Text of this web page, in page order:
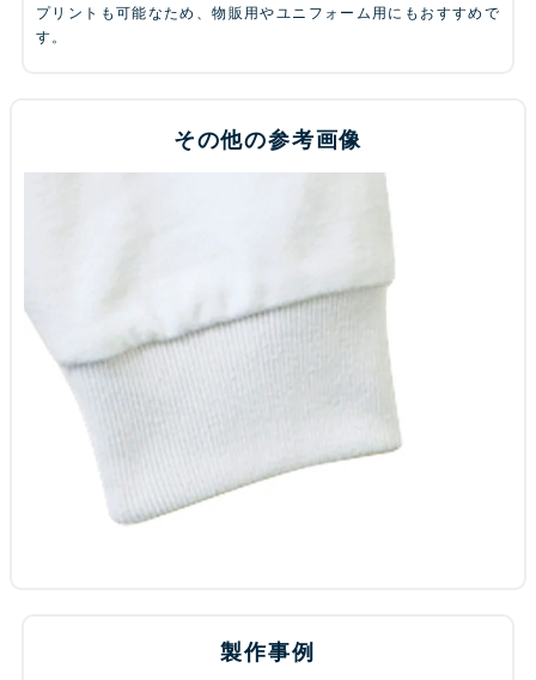
プリントも可能なため、物販用やユニフォーム用にもおすすめで
す。
その他の参考画像
製作事例